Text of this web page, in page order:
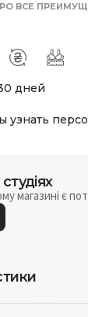
ВСЕ
дней
узнать
магазині є